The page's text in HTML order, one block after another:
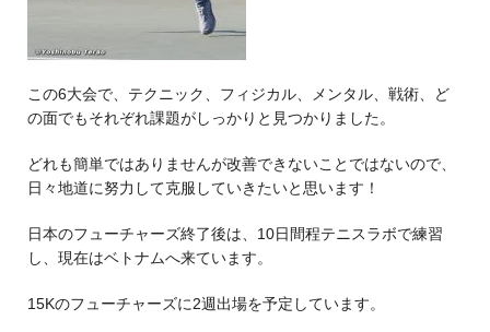
この6大会で、テクニック、フィジカル、メンタル、戦術、ど
の面でもそれぞれ課題がしっかりと見つかりました。
どれも簡単ではありませんが改善できないことではないので、
日々地道に努力して克服していきたいと思います！
日本のフューチャーズ終了後は、10日間程テニスラボで練習
し、現在はベトナムへ来ています。
15Kのフューチャーズに2週出場を予定しています。